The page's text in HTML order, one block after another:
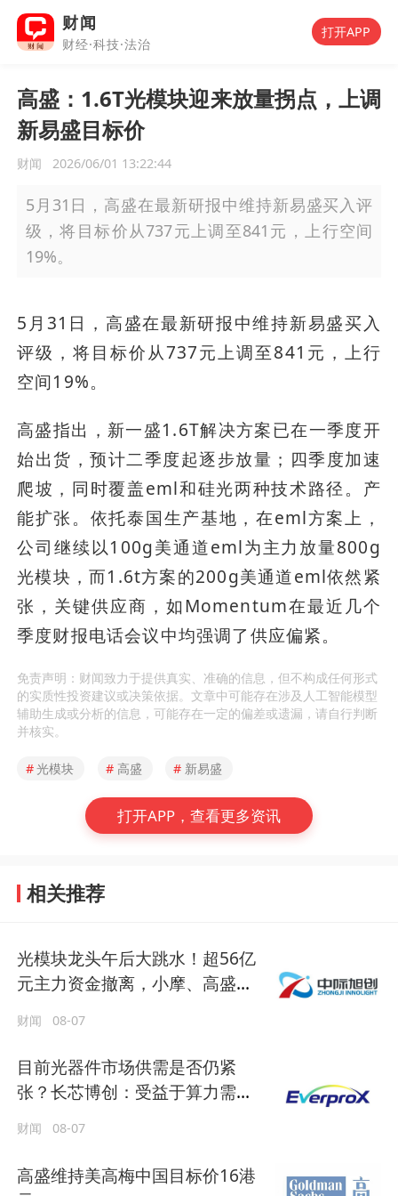
财闻
财经·科技·法治
打开APP
高盛：1.6T光模块迎来放量拐点，上调
新易盛目标价
财闻 2026/06/01 13:22:44
5月31日，高盛在最新研报中维持新易盛买入评
级，将目标价从737元上调至841元，上行空间
19%。
5月31日，高盛在最新研报中维持新易盛买入
评级，将目标价从737元上调至841元，上行
空间19%。
高盛指出，新一盛1.6T解决方案已在一季度开
始出货，预计二季度起逐步放量；四季度加速
爬坡，同时覆盖eml和硅光两种技术路径。产
能扩张。依托泰国生产基地，在eml方案上，
公司继续以100g美通道eml为主力放量800g
光模块，而1.6t方案的200g美通道eml依然紧
张，关键供应商，如Momentum在最近几个
季度财报电话会议中均强调了供应偏紧。
免责声明：财闻致力于提供真实、准确的信息，但不构成任何形式
的实质性投资建议或决策依据。文章中可能存在涉及人工智能模型
辅助生成或分析的信息，可能存在一定的偏差或遗漏，请自行判断
并核实。
#光模块 # 高盛 # 新易盛
打开APP，查看更多资讯
相关推荐
光模块龙头午后大跳水！超56亿
元主力资金撤离，小摩、高盛却
财闻 08-07
目前光器件市场供需是否仍紧
张？长芯博创：受益于算力需求
财闻 08-07
高盛维持美高梅中国目标价16港